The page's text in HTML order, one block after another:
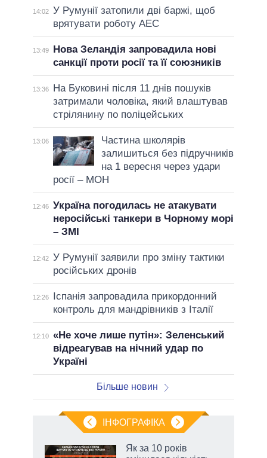
14:02 У Румунії затопили дві баржі, щоб
врятувати роботу АЕС
13:49
Нова Зеландія запровадила нові
санкції проти росії та її союзників
13:36
На Буковині після 11 днів пошуків
затримали чоловіка, який влаштував
стрілянину по поліцейських
13:06
Частина школярів
залишиться без підручників
на 1 вересня через удари
росії – МОН
12:46 Україна погодилась не атакувати
неросійські танкери в Чорному морі
– ЗМІ
12:42 У Румунії заявили про зміну тактики
російських дронів
12:26
Іспанія запровадила прикордонний
контроль для мандрівників з Італії
12:10 «Не хоче лише путін»: Зеленський
відреагував на нічний удар по
Україні
Більше новин
ІНФОГРАФІКА
Як за 10 років